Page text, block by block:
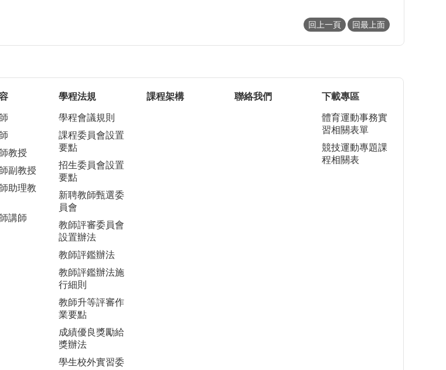
回上一頁 回最上面
教授
副教授
助理教
講師
學程法規
學程會議規則
課程委員會設置
要點
招生委員會設置
要點
新聘教師甄選委
員會
教師評審委員會
設置辦法
教師評鑑辦法
教師評鑑辦法施
行細則
教師升等評審作
業要點
成績優良獎勵給
獎辦法
學生校外實習委
課程架構 聯絡我們 下載專區
體育運動事務實
習相關表單
競技運動專題課
程相關表